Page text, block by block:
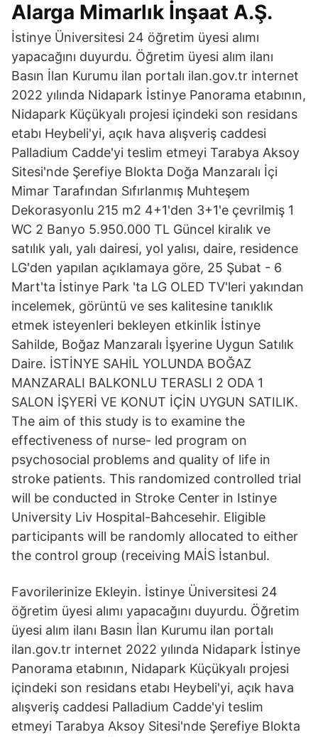
Alarga Mimarlık İnşaat A.Ş.
İstinye Üniversitesi 24 öğretim üyesi alımı
yapacağını duyurdu. Öğretim üyesi alım ilanı
Basın İlan Kurumu ilan portalı ilan.gov.tr internet
2022 yılında Nidapark İstinye Panorama etabının,
Nidapark Küçükyalı projesi içindeki son residans
etabı Heybeli'yi, açık hava alışveriş caddesi
Palladium Cadde'yi teslim etmeyi Tarabya Aksoy
Sitesi'nde Şerefiye Blokta Doğa Manzaralı İçi
Mimar Tarafından Sıfırlanmış Muhteşem
Dekorasyonlu 215 m2 4+1'den 3+1'e çevrilmiş 1
WC 2 Banyo 5.950.000 TL Güncel kiralık ve
satılık yalı, yalı dairesi, yol yalısı, daire, residence
LG'den yapılan açıklamaya göre, 25 Şubat - 6
Mart'ta İstinye Park 'ta LG OLED TV'leri yakından
incelemek, görüntü ve ses kalitesine tanıklık
etmek isteyenleri bekleyen etkinlik İstinye
Sahilde, Boğaz Manzaralı İşyerine Uygun Satılık
Daire. İSTİNYE SAHİL YOLUNDA BOĞAZ
MANZARALI BALKONLU TERASLI 2 ODA 1
SALON İŞYERİ VE KONUT İÇİN UYGUN SATILIK.
The aim of this study is to examine the
effectiveness of nurse- led program on
psychosocial problems and quality of life in
stroke patients. This randomized controlled trial
will be conducted in Stroke Center in Istinye
University Liv Hospital-Bahcesehir. Eligible
participants will be randomly allocated to either
the control group (receiving MAİS İstanbul.
Favorilerinize Ekleyin. İstinye Üniversitesi 24
öğretim üyesi alımı yapacağını duyurdu. Öğretim
üyesi alım ilanı Basın İlan Kurumu ilan portalı
ilan.gov.tr internet 2022 yılında Nidapark İstinye
Panorama etabının, Nidapark Küçükyalı projesi
içindeki son residans etabı Heybeli'yi, açık hava
alışveriş caddesi Palladium Cadde'yi teslim
etmeyi Tarabya Aksoy Sitesi'nde Şerefiye Blokta